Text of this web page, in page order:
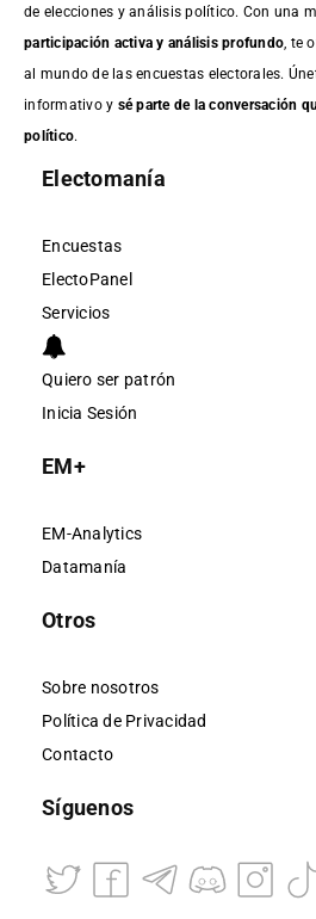
de elecciones y análisis político. Con una
participación activa y análisis profundo , te
al mundo de las encuestas electorales.
informativo y sé parte de la conversación
político.
Electomanía
Encuestas
ElectoPanel
Servicios
Quiero ser patrón
Inicia Sesión
EM+
EM-Analytics
Datamanía
Otros
Sobre nosotros
Política de Privacidad
Contacto
Síguenos